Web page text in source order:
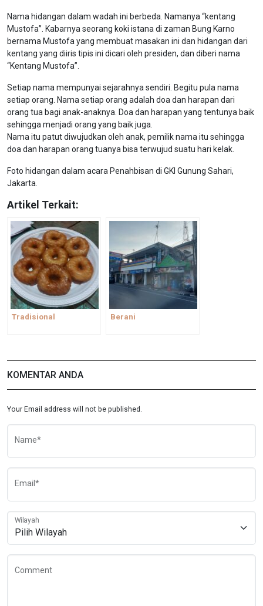
Nama hidangan dalam wadah ini berbeda. Namanya “kentang
Mustofa”. Kabarnya seorang koki istana di zaman Bung Karno
bernama Mustofa yang membuat masakan ini dan hidangan dari
kentang yang diiris tipis ini dicari oleh presiden, dan diberi nama
“Kentang Mustofa”.
Setiap nama mempunyai sejarahnya sendiri. Begitu pula nama
setiap orang. Nama setiap orang adalah doa dan harapan dari
orang tua bagi anak-anaknya. Doa dan harapan yang tentunya baik
sehingga menjadi orang yang baik juga.
Nama itu patut diwujudkan oleh anak, pemilik nama itu sehingga
doa dan harapan orang tuanya bisa terwujud suatu hari kelak.
Foto hidangan dalam acara Penahbisan di GKI Gunung Sahari,
Jakarta.
Artikel Terkait:
Tradisional Berani
KOMENTAR ANDA
Your Email address will not be published.
Name*
Email*
Wilayah
Comment